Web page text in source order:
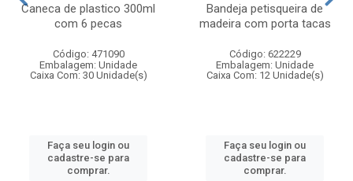
Caneca de plastico 300ml
com 6 pecas
Código: 471090
Embalagem: Unidade
Caixa Com: 30 Unidade(s)
Faça seu login ou
cadastre-se para
comprar.
Bandeja petisqueira de
madeira com porta tacas
Código: 622229
Embalagem: Unidade
Caixa Com: 12 Unidade(s)
Faça seu login ou
cadastre-se para
comprar.